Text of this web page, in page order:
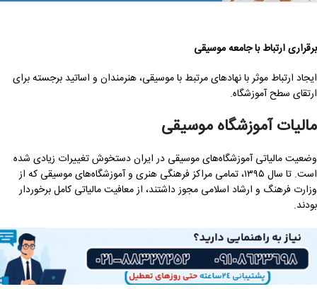
برقراری ارتباط با جامعه موسیقی
ایجاد ارتباط موثر با نهادهای مرتبط با موسیقی، هنرمندان و اساتید برجسته برای
ارتقای سطح آموزشگاه.
مالیات آموزشگاه موسیقی
وضعیت مالیاتی آموزشگاه‌های موسیقی در ایران دستخوش تغییرات زیادی شده
است. تا سال ۱۳۹۵، تمامی مراکز فرهنگی هنری و آموزشگاه‌های موسیقی که از
وزارت فرهنگ و ارشاد اسلامی مجوز داشتند، از معافیت مالیاتی کامل برخوردار
بودند.